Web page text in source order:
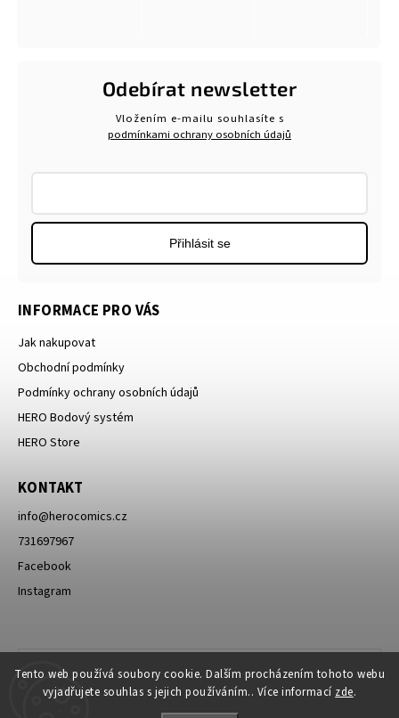
Tento web používá soubory cookie. Dalším procházením tohoto webu
vyjadřujete souhlas s jejich používáním.. Více informací zde.
INFORMACE PRO VÁS
Jak nakupovat
Obchodní podmínky
Podmínky ochrany osobních údajů
HERO Bodový systém
HERO Store
KONTAKT
info@herocomics.cz
731697967
Facebook
Instagram
Odebírat newsletter
Vložením e-mailu souhlasíte s
podmínkami ochrany osobních údajů
Přihlásit se